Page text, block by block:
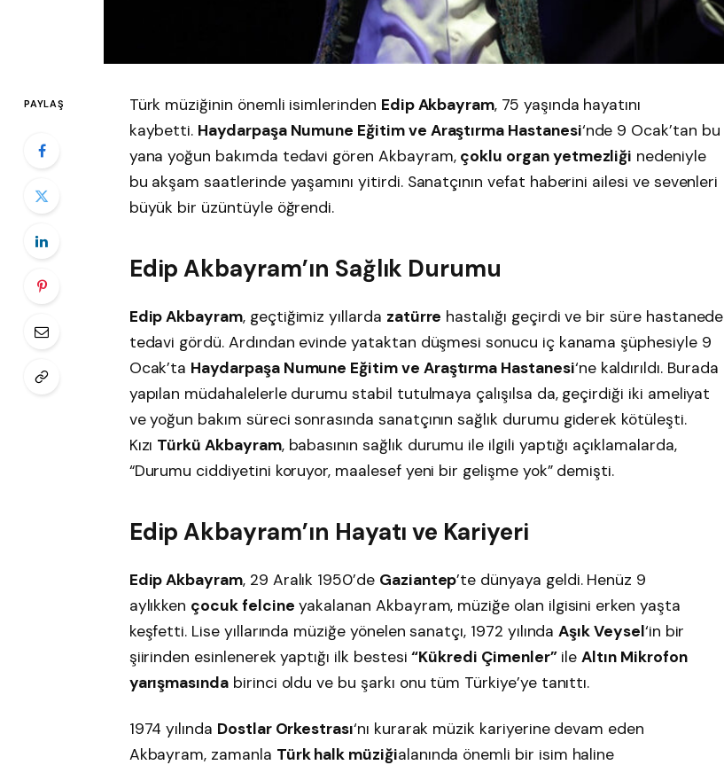
PAYLAŞ Türk müziğinin önemli isimlerinden Edip Akbayram, 75 yaşında hayatını
kaybetti. Haydarpaşa Numune Eğitim ve Araştırma Hastanesi‘nde 9 Ocak’tan bu
yana yoğun bakımda tedavi gören Akbayram, çoklu organ yetmezliği nedeniyle
bu akşam saatlerinde yaşamını yitirdi. Sanatçının vefat haberini ailesi ve sevenleri
büyük bir üzüntüyle öğrendi.
Edip Akbayram’ın Sağlık Durumu
Edip Akbayram, geçtiğimiz yıllarda zatürre hastalığı geçirdi ve bir süre hastanede
tedavi gördü. Ardından evinde yataktan düşmesi sonucu iç kanama şüphesiyle 9
Ocak’ta Haydarpaşa Numune Eğitim ve Araştırma Hastanesi‘ne kaldırıldı. Burada
yapılan müdahalelerle durumu stabil tutulmaya çalışılsa da, geçirdiği iki ameliyat
ve yoğun bakım süreci sonrasında sanatçının sağlık durumu giderek kötüleşti.
Kızı Türkü Akbayram, babasının sağlık durumu ile ilgili yaptığı açıklamalarda,
“Durumu ciddiyetini koruyor, maalesef yeni bir gelişme yok” demişti.
Edip Akbayram’ın Hayatı ve Kariyeri
Edip Akbayram, 29 Aralık 1950’de Gaziantep’te dünyaya geldi. Henüz 9
aylıkken çocuk felcine yakalanan Akbayram, müziğe olan ilgisini erken yaşta
keşfetti. Lise yıllarında müziğe yönelen sanatçı, 1972 yılındaAşık Veysel‘in bir
şiirinden esinlenerek yaptığı ilk bestesi“Kükredi Çimenler”ileAltın Mikrofon
yarışmasında birinci oldu ve bu şarkı onu tüm Türkiye’ye tanıttı.
1974 yılında Dostlar Orkestrası‘nı kurarak müzik kariyerine devam eden
Akbayram, zamanla Türk halk müziğialanında önemli bir isim haline